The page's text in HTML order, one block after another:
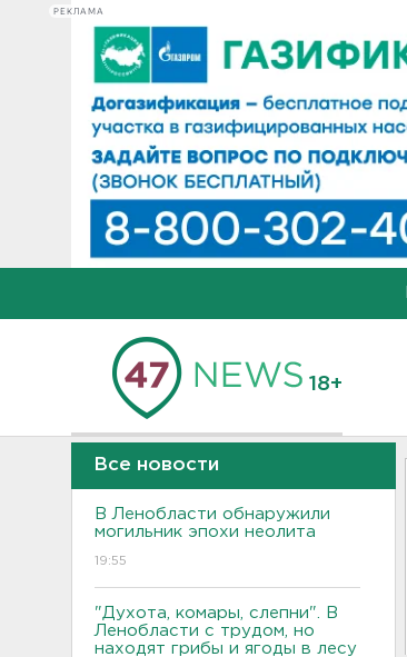
РЕКЛАМА
18+
Все новости
В Ленобласти обнаружили
могильник эпохи неолита
19:55
"Духота, комары, слепни". В
Ленобласти с трудом, но
находят грибы и ягоды в лесу